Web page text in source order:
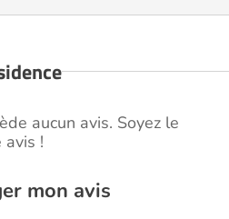
aucun avis. Soyez le
!
mon avis